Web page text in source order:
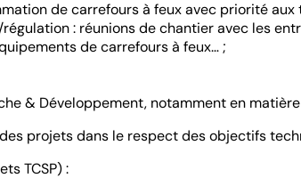
de carrefours à feux avec priorité
: réunions de chantier avec les
de carrefours à feux… ;
& Développement, notamment en
projets dans le respect des objectifs
TCSP) :